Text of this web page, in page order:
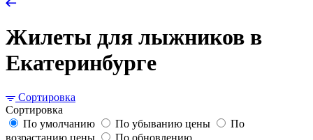
Жилеты для лыжников в
Екатеринбурге
Сортировка
Сортировка
По умолчанию
По убыванию цены
По
возрастанию цены
По обновлению